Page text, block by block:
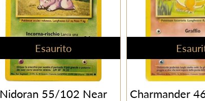
Esaurito
Nidoran 55/102 Near
Charmander